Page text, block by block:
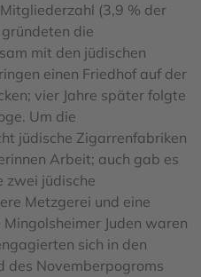
(3,9 % der
die
mit den jüdischen
einen Friedhof auf der
vier Jahre später folgte
Um die
jüdische Zigarrenfabriken
Arbeit; auch gab es
zwei jüdische
Metzgerei und eine
Juden waren
sich in den
des Novemberpogroms